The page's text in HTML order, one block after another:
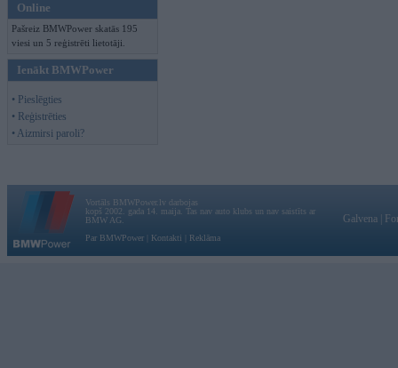
Online
Pašreiz BMWPower skatās 195
viesi un 5 reģistrēti lietotāji.
Ienākt BMWPower
• Pieslēgties
• Reģistrēties
• Aizmirsi paroli?
Vortāls BMWPower.lv darbojas
kopš 2002. gada 14. maija. Tas nav auto klubs un nav saistīts ar
BMW AG.
Par BMWPower
Kontakti Reklāma
Galvena